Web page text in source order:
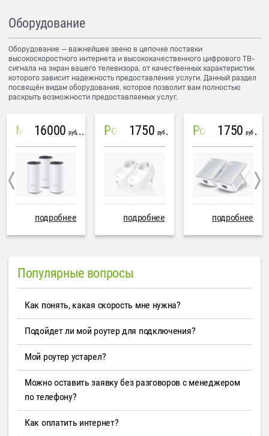
Оборудование
Оборудование — важнейшее звено в цепочке поставки
высокоскоростного интернета и высококачественного цифрового ТВ-
сигнала на экран вашего телевизора, от качественных характеристик
которого зависит надежность предоставления услуги. Данный раздел
посвящён видам оборудования, которое позволит вам полностью
раскрыть возможности предоставляемых услуг.
Mesh система TP-Link Deco M4 (3 устройства)
16000 руб
подробнее
PowerLine Tenda PH6
1750 руб
подробнее
PowerLine TP-Link AV600
1750 руб
подробнее
Популярные вопросы
Как понять, какая скорость мне нужна?
Подойдет ли мой роутер для подключения?
Мой роутер устарел?
Можно оставить заявку без разговоров с менеджером
по телефону?
Как оплатить интернет?